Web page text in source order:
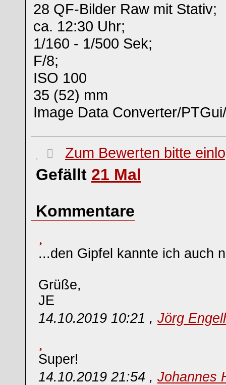
28 QF-Bilder Raw mit Stativ;
ca. 12:30 Uhr;
1/160 - 1/500 Sek;
F/8;
ISO 100
35 (52) mm
Image Data Converter/
Zum Bewerten bitte
Gefällt 21 Mal
Kommentare
...den Gipfel kannte ich auch
Grüße,
JE
14.10.2019 10:21 , Jörg
Super!
14.10.2019 21:54 , Johannes